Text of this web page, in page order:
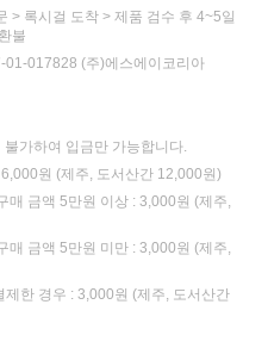
> 록시걸 도착 > 제품 검수 후 4~5일
불
01-017828 (주)에스에이코리아
가하여 입금만 가능합니다.
원 (제주, 도서산간 12,000원)
매 금액 5만원 이상 : 3,000원 (제주,
매 금액 5만원 미만 : 3,000원 (제주,
한 경우 : 3,000원 (제주, 도서산간